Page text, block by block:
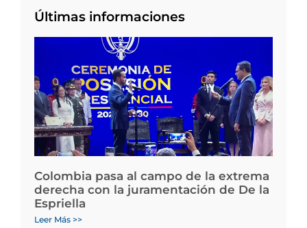
Últimas informaciones
Colombia pasa al campo de la extrema
derecha con la juramentación de De la
Espriella
Leer Más >>